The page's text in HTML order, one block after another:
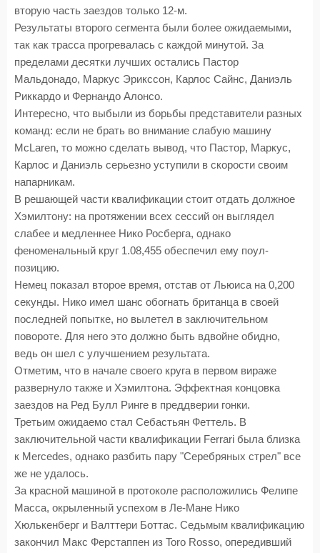
вторую часть заездов только 12-м.
Результаты второго сегмента были более ожидаемыми,
так как трасса прогревалась с каждой минутой. За
пределами десятки лучших остались Пастор
Мальдонадо, Маркус Эрикссон, Карлос Сайнс, Даниэль
Риккардо и Фернандо Алонсо.
Интересно, что выбыли из борьбы представители разных
команд: если не брать во внимание слабую машину
McLaren, то можно сделать вывод, что Пастор, Маркус,
Карлос и Даниэль серьезно уступили в скорости своим
напарникам.
В решающей части квалификации стоит отдать должное
Хэмилтону: на протяжении всех сессий он выглядел
слабее и медленнее Нико Росберга, однако
феноменальный круг 1.08,455 обеспечил ему поул-
позицию.
Немец показал второе время, отстав от Льюиса на 0,200
секунды. Нико имел шанс обогнать британца в своей
последней попытке, но вылетел в заключительном
повороте. Для него это должно быть вдвойне обидно,
ведь он шел с улучшением результата.
Отметим, что в начале своего круга в первом вираже
развернуло также и Хэмилтона. Эффектная концовка
заездов на Ред Булл Ринге в преддверии гонки.
Третьим ожидаемо стал Себастьян Феттель. В
заключительной части квалификации Ferrari была близка
к Mercedes, однако разбить пару "Серебряных стрел" все
же не удалось.
За красной машиной в протоколе расположились Фелипе
Масса, окрыленный успехом в Ле-Мане Нико
Хюлькенберг и Валттери Боттас. Седьмым квалификацию
закончил Макс Ферстаппен из Toro Rosso, опередивший